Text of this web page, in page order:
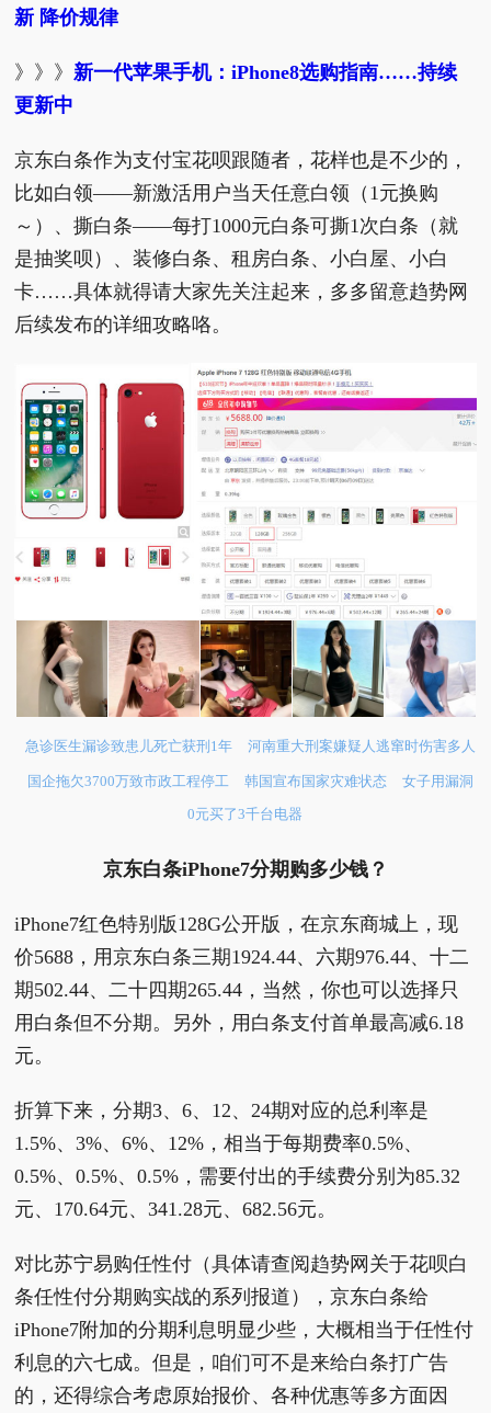
新 降价规律
》》》 新一代苹果手机：iPhone8选购指南……持续
更新中
京东白条作为支付宝花呗跟随者，花样也是不少的，
比如白领——新激活用户当天任意白领（1元换购
～）、撕白条——每打1000元白条可撕1次白条（就
是抽奖呗）、装修白条、租房白条、小白屋、小白
卡……具体就得请大家先关注起来，多多留意趋势网
后续发布的详细攻略咯。
急诊医生漏诊致患儿死亡获刑1年 河南重大刑案嫌疑人逃窜时伤害多人
国企拖欠3700万致市政工程停工 韩国宣布国家灾难状态
女子用漏洞
0元买了3千台电器
京东白条iPhone7分期购多少钱？
iPhone7红色特别版128G公开版，在京东商城上，现
价5688，用京东白条三期1924.44、六期976.44、十二
期502.44、二十四期265.44，当然，你也可以选择只
用白条但不分期。另外，用白条支付首单最高减6.18
元。
折算下来，分期3、6、12、24期对应的总利率是
1.5%、3%、6%、12%，相当于每期费率0.5%、
0.5%、0.5%、0.5%，需要付出的手续费分别为85.32
元、170.64元、341.28元、682.56元。
对比苏宁易购任性付（具体请查阅趋势网关于花呗白
条任性付分期购实战的系列报道），京东白条给
iPhone7附加的分期利息明显少些，大概相当于任性付
利息的六七成。但是，咱们可不是来给白条打广告
的，还得综合考虑原始报价、各种优惠等多方面因